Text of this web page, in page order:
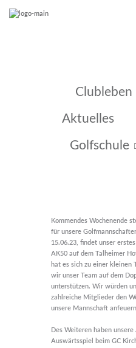
Clubleben
Aktuelles
Golfschule
Kommendes Wochenende
für unsere
15.06.23, findet unser
AK50 auf dem Talheimer
hat es sich zu einer kleinen
wir unser Team auf dem
unterstützen. Wir würden
zahlreiche Mitglieder den
unsere Mannschaft
Des Weiteren haben
Auswärtsspiel beim GC